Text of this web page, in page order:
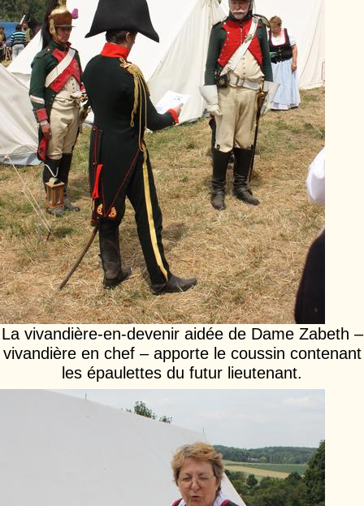
La vivandière-en-devenir aidée de Dame Zabeth –
vivandière en chef – apporte le coussin contenant
les épaulettes du futur lieutenant.